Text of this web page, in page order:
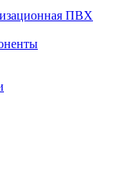
ПВХ